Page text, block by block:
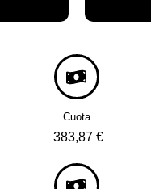
Cuota
383,87 €